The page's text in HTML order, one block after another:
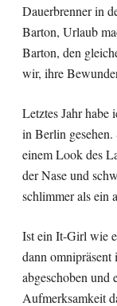
Dauerbrenner in
Barton, Urlaub
Barton, den
wir, ihre
Letztes Jahr habe
in Berlin
einem Look des
der Nase und
schlimmer als ein
Ist ein It-Girl wie
dann omnipräsent
abgeschoben und
Aufmerksamkeit